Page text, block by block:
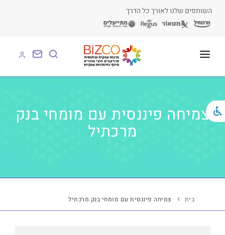
השותפים שלנו לאורך כל הדרך
על BIZCO
BIZCO לעסקים
BIZCO לעמותות
לומדים עם BIZCO
צמיחה פיננסית עם מומחי בנק
מרכתיל
בית צמיחה פיננסית עם מומחי בנק מרכתיל